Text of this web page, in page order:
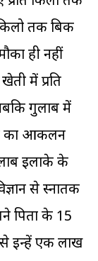
तक बिक
ही नहीं
में प्रति
गुलाब में
का आकलन
इलाके के
से स्नातक
पिता के 15
इन्हें एक लाख